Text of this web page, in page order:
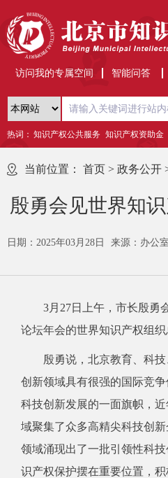
访问我的专属空间 智能问答
热词： 知识产权公共服务 知识产权资助金
当前位置： 首页 > 政务公开
殷勇会见世界知
日期：2025年03月28日
来源：办公
3月27日上午，市长殷勇
论坛年会的世界知识产权组织
殷勇说，北京教育、科技
创新领域具有很强的国际竞
科技创新发展的一面旗帜，
域聚集了众多高精尖科技创
领域涌现出了一批引领性科
识产权保护摆在重要位置，